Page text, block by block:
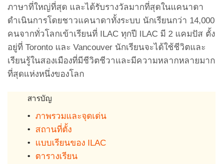
ภาษาที่ใหญ่ที่สุด และได้รับรางวัลมากที่สุดในแคนาดา
ดำเนินการโดยชาวแคนาดาทั้งระบบ นักเรียนกว่า 14,000
คนจากทั่วโลกเข้าเรียนที่ ILAC ทุกปี ILAC มี 2 แคมปัส ตั้ง
อยู่ที่ Toronto และ Vancouver นักเรียนจะได้ใช้ชีวิตและ
เรียนรู้ในสองเมืองที่มีชีวิตชีวาและมีความหลากหลายมาก
ที่สุดแห่งหนึ่งของโลก
สารบัญ
• ภาพรวมและจุดเด่น
• สถานที่ตั้ง
• แบบเรียนของ ILAC
• ตารางเรียน